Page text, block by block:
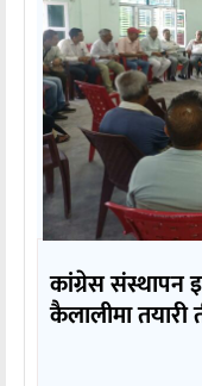
कांग्रेस संस्थापन
कैलालीमा तयारी